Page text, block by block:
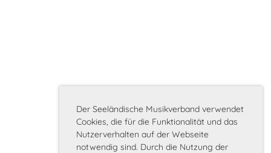
Der Seeländische Musikverband verwendet
Cookies, die für die Funktionalität und das
Nutzerverhalten auf der Webseite
notwendig sind. Durch die Nutzung der